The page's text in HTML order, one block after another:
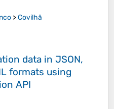
>Covilhã
data in JSON,
formats using
API